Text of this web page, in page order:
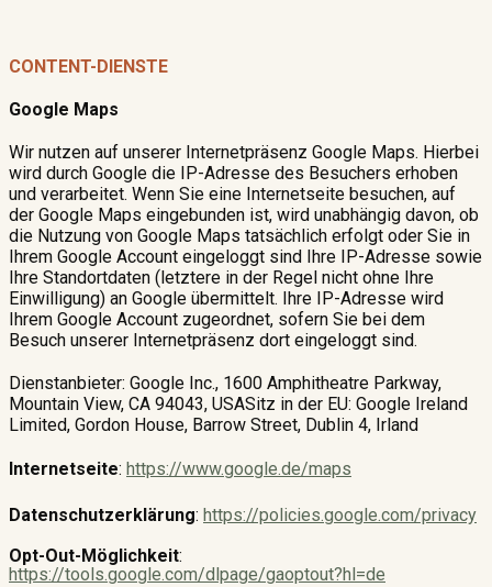
CONTENT-DIENSTE
Google Maps
Wir nutzen auf unserer Internetpräsenz Google Maps. Hierbei
wird durch Google die IP-Adresse des Besuchers erhoben
und verarbeitet. Wenn Sie eine Internetseite besuchen, auf
der Google Maps eingebunden ist, wird unabhängig davon, ob
die Nutzung von Google Maps tatsächlich erfolgt oder Sie in
Ihrem Google Account eingeloggt sind Ihre IP-Adresse sowie
Ihre Standortdaten (letztere in der Regel nicht ohne Ihre
Einwilligung) an Google übermittelt. Ihre IP-Adresse wird
Ihrem Google Account zugeordnet, sofern Sie bei dem
Besuch unserer Internetpräsenz dort eingeloggt sind.
Dienstanbieter: Google Inc., 1600 Amphitheatre Parkway,
Mountain View, CA 94043, USASitz in der EU: Google Ireland
Limited, Gordon House, Barrow Street, Dublin 4, Irland
Internetseite: https://www.google.de/maps
Datenschutzerklärung: https://policies.google.com/privacy
Opt-Out-Möglichkeit:
https://tools.google.com/dlpage/gaoptout?hl=de